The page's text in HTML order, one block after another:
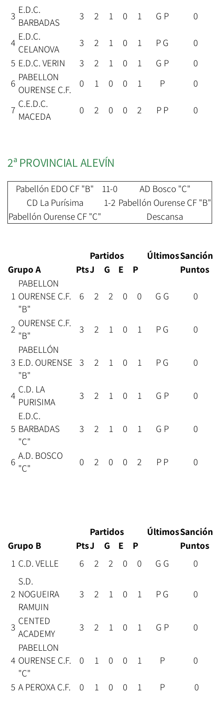
3
E.D.C.
BARBADAS
3 2 1 0 1 G P 0
4
E.D.C.
CELANOVA
3 2 1 0 1 P G
0
5 E.D.C. VERIN 3 2 1 0 1 G P
0
6
PABELLON
OURENSE C.F.
0 1 0 0 1 P 0
7
C.E.D.C.
MACEDA
0 2 0 0 2 P P 0
2ª PROVINCIAL ALEVÍN
Pabellón EDO CF "B" 11-0
AD Bosco "C"
CD La Purísima
1-2 Pabellón Ourense CF "B"
Pabellón Ourense CF "C"
Descansa
Partidos ÚltimosSanción
Grupo A
PtsJ G E P Puntos
1
PABELLON
OURENSE C.F.
"B"
6 2 2 0 0 G G 0
2
OURENSE C.F.
"B"
3 2 1 0 1 P G 0
3
PABELLÓN
E.D. OURENSE
"B"
3 2 1 0 1 P G 0
4
C.D. LA
PURISIMA
3 2 1 0 1 G P 0
5
E.D.C.
BARBADAS
"C"
3 2 1 0 1 G P 0
6
A.D. BOSCO
"C"
0 2 0 0 2 P P 0
Partidos ÚltimosSanción
Grupo B
PtsJ G E P
Puntos
1 C.D. VELLE 6 2 2 0 0 G G 0
2
S.D.
NOGUEIRA
RAMUIN
3 2 1 0 1 P G 0
3
CENTED
ACADEMY
3 2 1 0 1 G P 0
4
PABELLON
OURENSE C.F.
"C"
0 1 0 0 1 P 0
5 A PEROXA C.F. 0 1 0 0 1 P 0